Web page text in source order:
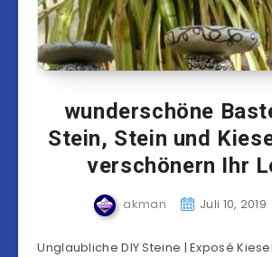
wunderschöne
Stein, Stein und
verschönern Ihr
akman Juli 10, 2019
Unglaubliche DIY Steine ​​| Exposé